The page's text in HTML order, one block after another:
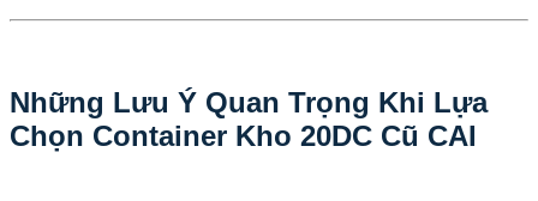
Những Lưu Ý Quan Trọng Khi Lựa
Chọn Container Kho 20DC Cũ CAI